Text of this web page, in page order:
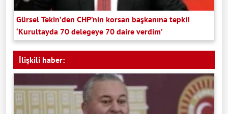
Gürsel Tekin’den CHP’nin korsan başkanına tepki!
‘Kurultayda 70 delegeye 70 daire verdim’
İlişkili haber: